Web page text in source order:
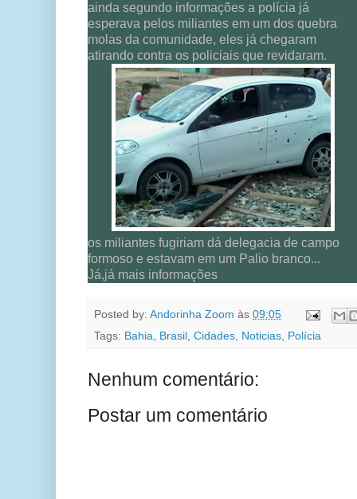
ainda segundo informações a polícia já
esperava pelos miliantes em um dos quebra
molas da comunidade, eles já chegaram
atirando contra os policiais que revidaram.
os miliantes fugiriam dá delegacia de campo
formoso e estavam em um Palio branco...
Já,já mais informações
Posted by: Andorinha Zoom às 09:05
Tags: Bahia Brasil Cidades Noticias Polícia
Nenhum comentário:
Postar um comentário